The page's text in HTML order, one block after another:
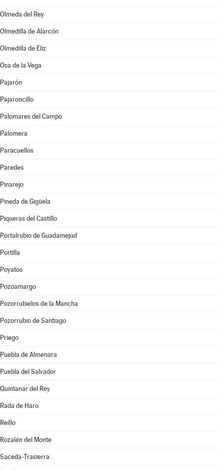
Olmeda del Rey
Olmedilla de Alarcón
Olmedilla de Eliz
Osa de la Vega
Pajarón
Pajaroncillo
Palomares del Campo
Palomera
Paracuellos
Paredes
Pinarejo
Pineda de Gigüela
Piqueras del Castillo
Portalrubio de Guadamejud
Portilla
Poyatos
Pozoamargo
Pozorrubielos de la Mancha
Pozorrubio de Santiago
Priego
Puebla de Almenara
Puebla del Salvador
Quintanar del Rey
Rada de Haro
Reíllo
Rozalén del Monte
Saceda-Trasierra